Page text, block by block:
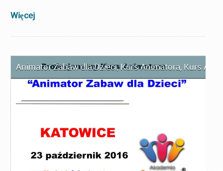
Więcej
Animator Zabaw dla Dzieci,Kurs Animatora, Kurs